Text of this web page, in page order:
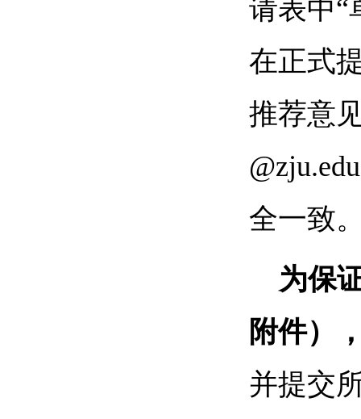
请表中“
在正式
推荐意
全一致
为保
附件）
并提交